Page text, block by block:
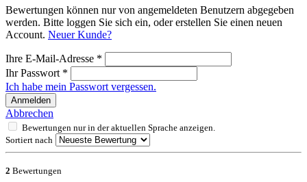
Bewertungen können nur von angemeldeten Benutzern abgegeben
werden. Bitte loggen Sie sich ein, oder erstellen Sie einen neuen
Account. Neuer Kunde?
Ihre E-Mail-Adresse *
Ihr Passwort *
Ich habe mein Passwort vergessen.
Anmelden
Abbrechen
Bewertungen nur in der aktuellen Sprache anzeigen.
Sortiert nach
2 Bewertungen